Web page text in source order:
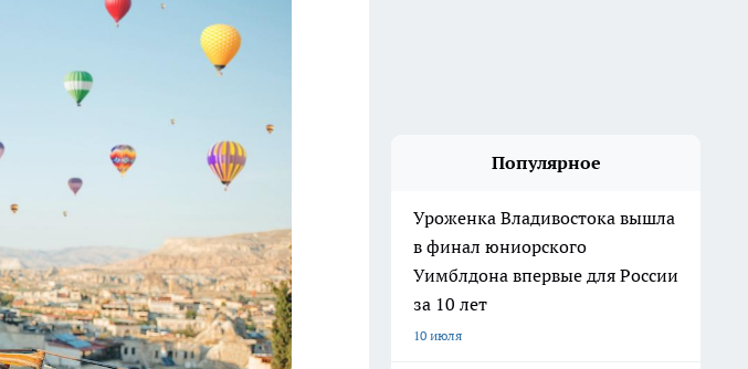
Популярное
Уроженка Владивостока вышла
в финал юниорского
Уимблдона впервые для России
за 10 лет
10 июля